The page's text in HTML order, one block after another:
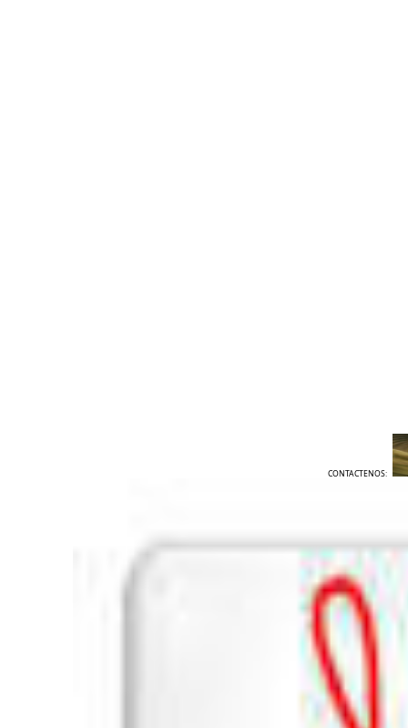
CONTACTENOS: